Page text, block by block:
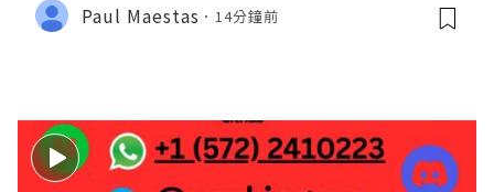
Paul Maestas 14分鐘前